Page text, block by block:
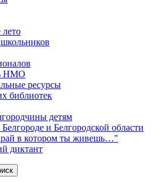
лето
НМО
ресурсы
библиотек
детям
и Белгородской области
в котором ты живешь…"
диктант